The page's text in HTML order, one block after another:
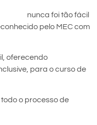
nunca foi tão fácil
pelo MEC com
oferecendo
para o curso de
o processo de